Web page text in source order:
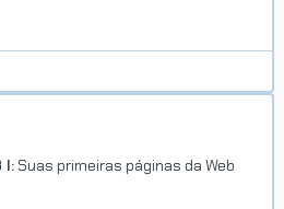
I: Suas primeiras páginas da Web